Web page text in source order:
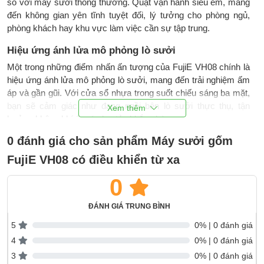
so với máy sưởi thông thường. Quạt vận hành siêu êm, mang
đến không gian yên tĩnh tuyệt đối, lý tưởng cho phòng ngủ,
phòng khách hay khu vực làm việc cần sự tập trung.
Hiệu ứng ánh lửa mô phỏng lò sưởi
Một trong những điểm nhấn ấn tượng của FujiE VH08 chính là
hiệu ứng ánh lửa mô phỏng lò sưởi, mang đến trải nghiệm ấm
áp và gần gũi. Với cửa sổ nhựa trong suốt chiếu sáng ba mặt,
bạn sẽ cảm giác như đang ngồi bên lò sưởi thực thụ, tận
hưởng không khí ấm áp lan tỏa khắp phòng.
0 đánh giá cho sản phẩm Máy sưởi gốm
FujiE VH08 có điều khiển từ xa
0
ĐÁNH GIÁ TRUNG BÌNH
5
0% | 0 đánh giá
4
0% | 0 đánh giá
3
0% | 0 đánh giá